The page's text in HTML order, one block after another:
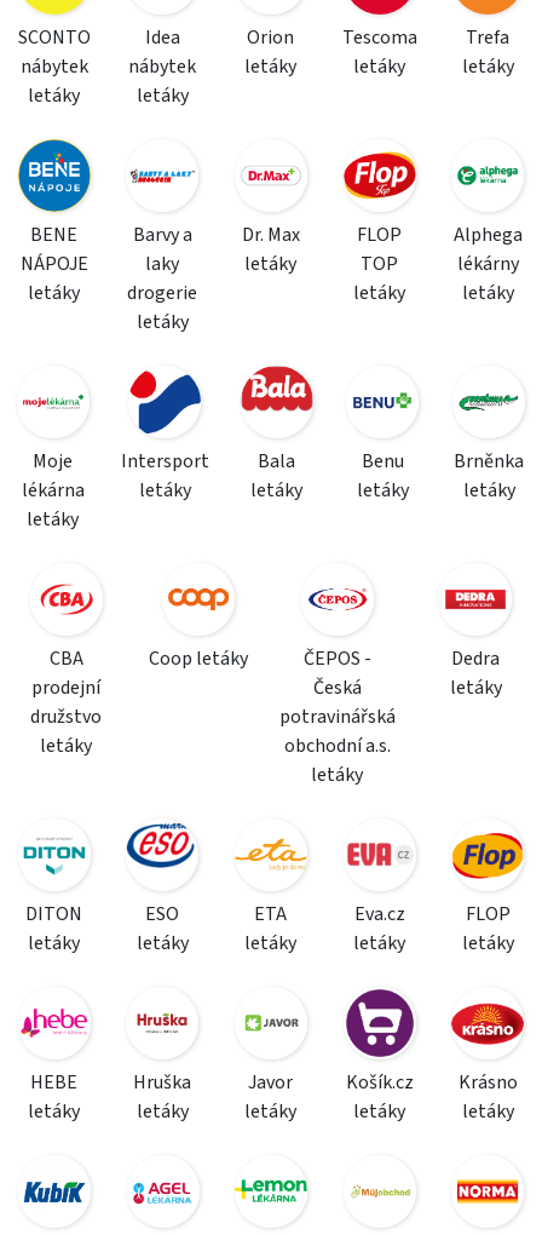
SCONTO
nábytek
letáky
Idea
nábytek
letáky
Orion
letáky
Tescoma
letáky
Trefa
letáky
BENE
NÁPOJE
letáky
Barvy a
laky
drogerie
letáky
Dr. Max
letáky
FLOP
TOP
letáky
Alphega
lékárny
letáky
Moje
lékárna
letáky
Intersport
letáky
Bala
letáky
Benu
letáky
Brněnka
letáky
CBA
prodejní
družstvo
letáky
Coop letáky
ČEPOS -
Česká
potravinářská
obchodní a.s.
letáky
Dedra
letáky
DITON
letáky
ESO
letáky
ETA
letáky
Eva.cz
letáky
FLOP
letáky
HEBE
letáky
Hruška
letáky
Javor
letáky
Košík.cz
letáky
Krásno
letáky